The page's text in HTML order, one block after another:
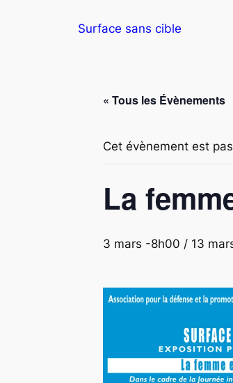
Surface sans cible
« Tous les Évènements
Cet évènement est
La
3 mars -8h00 / 13